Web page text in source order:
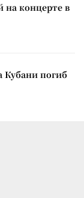
на концерте в
Кубани погиб